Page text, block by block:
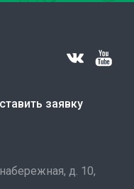
заявку
д. 10,